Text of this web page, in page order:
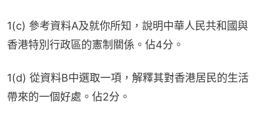
1(c) 參考資料A及就你所知，說明中華人民共和國與
香港特別行政區的憲制關係。佔4分。
1(d) 從資料B中選取一項，解釋其對香港居民的生活
帶來的一個好處。佔2分。